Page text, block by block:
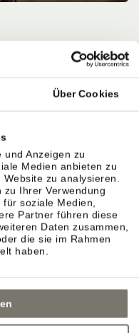
Über Cookies
Anzeigen zu
Medien anbieten zu
zu analysieren.
Ihrer Verwendung
soziale Medien,
Partner führen diese
Daten zusammen,
die sie im Rahmen
haben.
:
Banküberweisung
hier